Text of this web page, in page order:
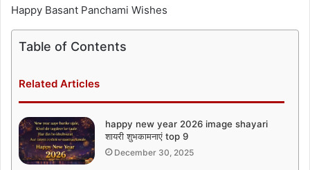
Happy Basant Panchami Wishes
Table of Contents
Related Articles
happy new year 2026 image shayari
शायरी शुभकामनाएं top 9
December 30, 2025